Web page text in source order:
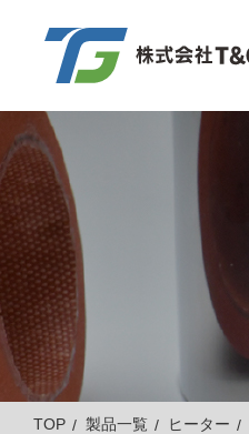
TOP 製品一覧 ヒーター